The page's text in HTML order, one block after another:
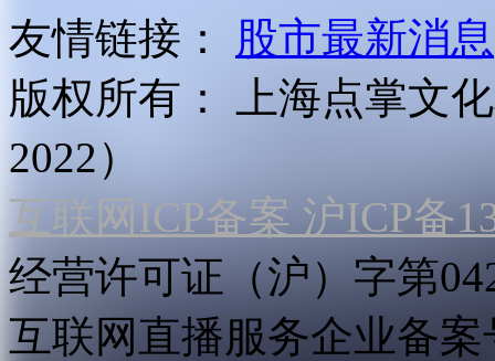
友情链接：
股市最新消息
版权所有：
上海点掌文
2022）
互联网ICP备案 沪ICP备
经营许可证（沪）字第
互联网直播服务企业备案